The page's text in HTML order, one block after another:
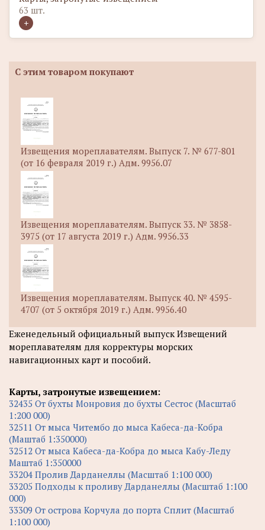
63 шт.
С этим товаром покупают
Извещения мореплавателям. Выпуск 7. № 677-801
(от 16 февраля 2019 г.) Адм. 9956.07
Извещения мореплавателям. Выпуск 33. № 3858-
3975 (от 17 августа 2019 г.) Адм. 9956.33
Извещения мореплавателям. Выпуск 40. № 4595-
4707 (от 5 октября 2019 г.) Адм. 9956.40
Еженедельный официальный выпуск Извещений
мореплавателям для корректуры морских
навигационных карт и пособий.
Карты, затронутые извещением:
32435 От бухты Монровия до бухты Сестос (Масштаб
1:200 000)
32511 От мыса Читембо до мыса Кабеса-да-Кобра
(Маштаб 1:350000)
32512 От мыса Кабеса-да-Кобра до мыса Кабу-Леду
Маштаб 1:350000
33204 Пролив Дарданеллы (Масштаб 1:100 000)
33205 Подходы к проливу Дарданеллы (Масштаб 1:100
000)
33309 От острова Корчула до порта Сплит (Масштаб
1:100 000)